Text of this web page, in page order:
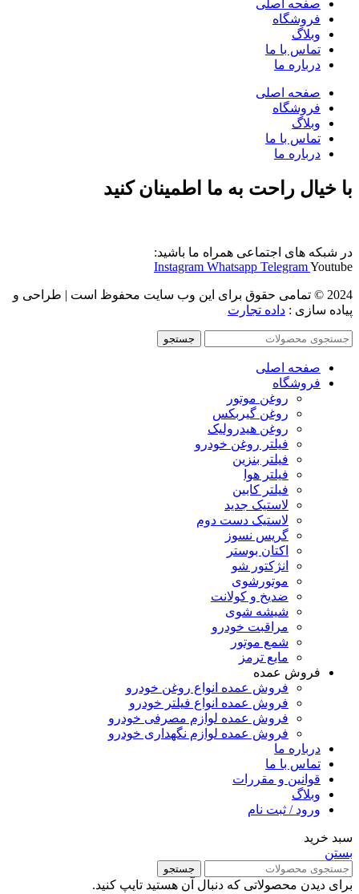
صفحه اصلی
فروشگاه
وبلاگ
تماس با ما
درباره ما
صفحه اصلی
فروشگاه
وبلاگ
تماس با ما
درباره ما
با خیال راحت به ما اطمینان کنید
در شبکه های اجتماعی همراه ما باشید:
Instagram Whatsapp TelegramYoutube
2024 © تمامی حقوق برای این وب سایت محفوظ است | طراحی و
پیاده سازی : داده تجارت
جستجو
صفحه اصلی
فروشگاه
روغن موتور
روغن گیربکس
روغن هیدرولیک
فیلتر روغن خودرو
فیلتر بنزین
فیلتر هوا
فیلتر کابین
لاستیک جدید
لاستیک دست دوم
گریس نسوز
اکتان بوستر
انژکتور شو
موتورشوی
ضدیخ و کولانت
شیشه شوی
مراقبت خودرو
شمع موتور
مایع ترمز
فروش عمده
فروش عمده انواع روغن خودرو
فروش عمده انواع فیلتر خودرو
فروش عمده لوازم مصرفی خودرو
فروش عمده لوازم نگهداری خودرو
درباره ما
تماس با ما
قوانین و مقررات
وبلاگ
ورود / ثبت نام
سبد خرید
بستن
جستجو
برای دیدن محصولاتی که دنبال آن هستید تایپ کنید.